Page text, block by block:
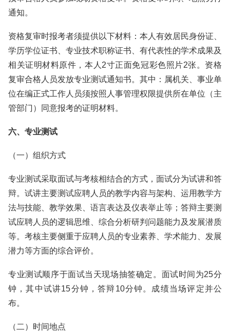
通知。
资格复审时报考者须提供以下材料：本人有效居民身份证、
学历学位证书、专业技术职称证书、有代表性的学术成果及
相关证明材料原件，本人2寸正面免冠彩色照片2张。资格
复审合格人员发放专业测试通知书。其中：属机关、事业单
位在编正式工作人员须按照人事管理权限提供所在单位（主
管部门）同意报考的证明材料。
六、专业测试
（一）组织方式
专业测试采取面试与考核相结合的方式，面试分为试讲和答
辩。试讲主要测试应聘人员的教学内容与架构、运用教学方
法与技能、教学效果、语言表达及仪表举止等；答辩主要测
试应聘人员的逻辑思维、综合分析研判问题能力及发展潜质
等。考核主要侧重于应聘人员的专业素养、学术能力、发展
潜力等方面的综合评价。
专业测试顺序于面试当天现场抽签确定。面试时间为25分
钟，其中试讲15分钟，答辩10分钟。成绩当场评定并公
布。
（二）时间地点